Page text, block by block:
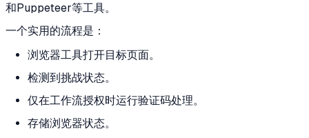
和Puppeteer等工具。
一个实用的流程是：
浏览器工具打开目标页面。
检测到挑战状态。
仅在工作流授权时运行验证码处理。
存储浏览器状态。